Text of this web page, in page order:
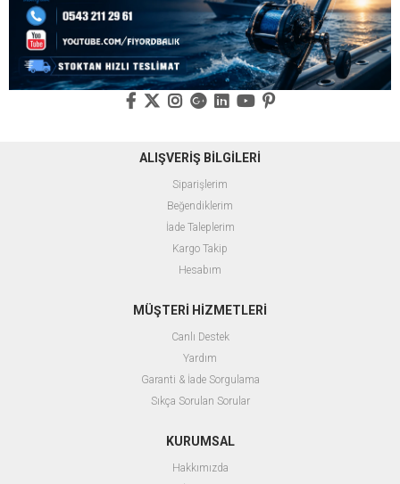
ALIŞVERİŞ BİLGİLERİ
Siparişlerim
Beğendiklerim
İade Taleplerim
Kargo Takip
Hesabım
MÜŞTERİ HİZMETLERİ
Canlı Destek
Yardım
Garanti & İade Sorgulama
Sıkça Sorulan Sorular
KURUMSAL
Hakkımızda